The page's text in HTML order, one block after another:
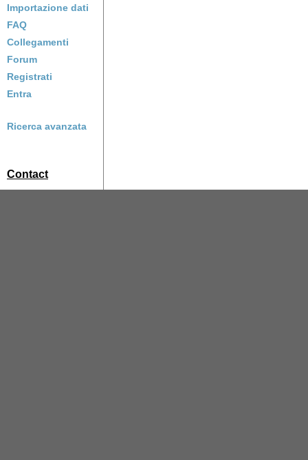
Importazione dati
FAQ
Collegamenti
Forum
Registrati
Entra
Ricerca avanzata
Contact